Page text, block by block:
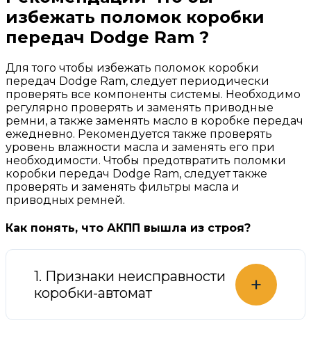
избежать поломок коробки
передач Dodge Ram ?
Для того чтобы избежать поломок коробки
передач Dodge Ram, следует периодически
проверять все компоненты системы. Необходимо
регулярно проверять и заменять приводные
ремни, а также заменять масло в коробке передач
ежедневно. Рекомендуется также проверять
уровень влажности масла и заменять его при
необходимости. Чтобы предотвратить поломки
коробки передач Dodge Ram, следует также
проверять и заменять фильтры масла и
приводных ремней.
Как понять, что АКПП вышла из строя?
1. Признаки неисправности
коробки-автомат
+